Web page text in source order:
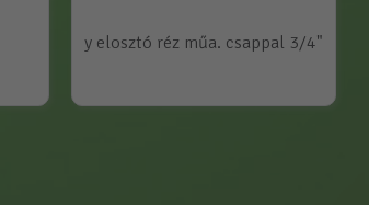
y elosztó réz műa. csappal 3/4"